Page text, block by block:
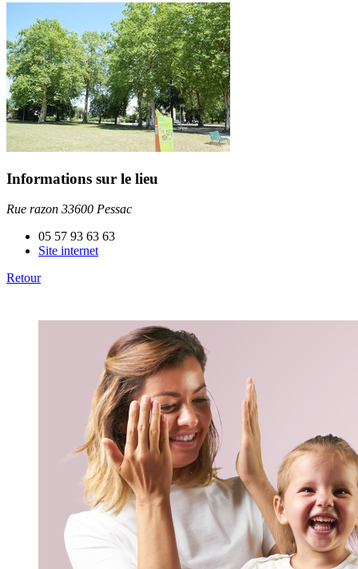
Informations sur le lieu
Rue razon 33600 Pessac
05 57 93 63 63
Site internet
Retour